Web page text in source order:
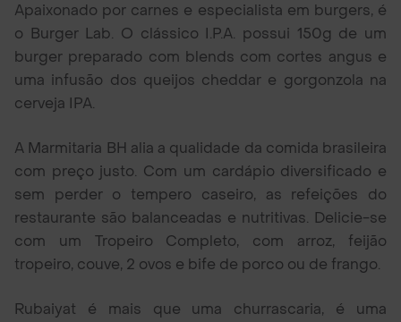
Apaixonado por carnes e especialista em burgers, é
o Burger Lab. O clássico I.P.A. possui 150g de um
burger preparado com blends com cortes angus e
uma infusão dos queijos cheddar e gorgonzola na
cerveja IPA.
A Marmitaria BH alia a qualidade da comida brasileira
com preço justo. Com um cardápio diversificado e
sem perder o tempero caseiro, as refeições do
restaurante são balanceadas e nutritivas. Delicie-se
com um Tropeiro Completo, com arroz, feijão
tropeiro, couve, 2 ovos e bife de porco ou de frango.
Rubaiyat é mais que uma churrascaria, é uma